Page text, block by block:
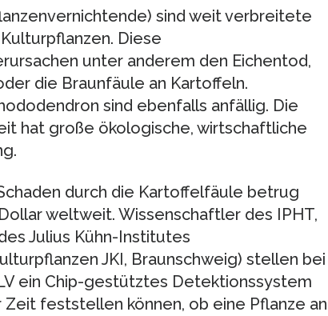
sind weit verbreitete
Diese
unter anderem den Eichentod,
die Braunfäule an Kartoffeln.
sind ebenfalls anfällig. Die
hat große ökologische, wirtschaftliche
durch die Kartoffelfäule betrug
weltweit. Wissenschaftler des IPHT,
Julius Kühn-Institutes
JKI, Braunschweig) stellen bei
ein Chip-gestütztes Detektionssystem
feststellen können, ob eine Pflanze an